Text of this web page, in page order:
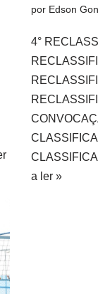
por Edson
4°
a ler »